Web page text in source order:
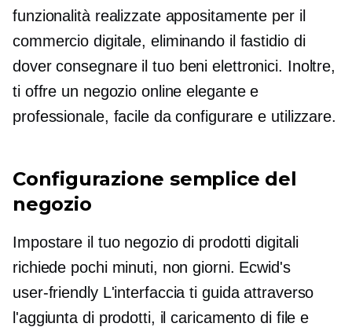
funzionalità realizzate appositamente per il
commercio digitale, eliminando il fastidio di
dover consegnare il tuo beni elettronici. Inoltre,
ti offre un negozio online elegante e
professionale, facile da configurare e utilizzare.
Configurazione semplice del
negozio
Impostare il tuo negozio di prodotti digitali
richiede pochi minuti, non giorni. Ecwid's
user-friendlyL'interfaccia ti guida attraverso
l'aggiunta di prodotti, il caricamento di file e